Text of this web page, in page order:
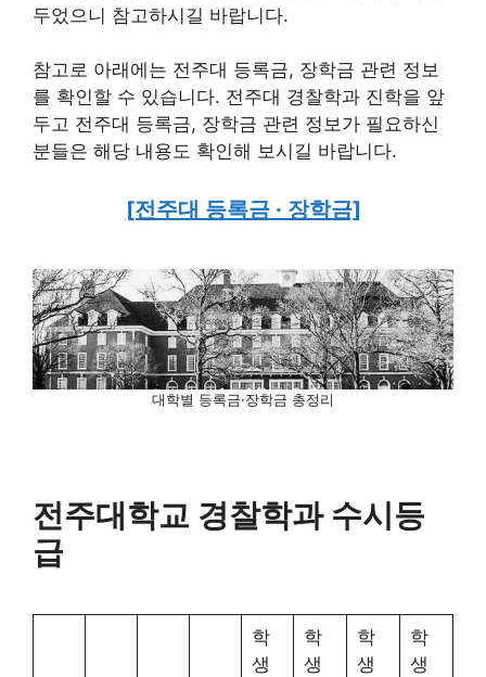
두었으니 참고하시길 바랍니다.
참고로 아래에는 전주대 등록금, 장학금 관련 정보
를 확인할 수 있습니다. 전주대 경찰학과 진학을 앞
두고 전주대 등록금, 장학금 관련 정보가 필요하신
분들은 해당 내용도 확인해 보시길 바랍니다.
[전주대 등록금 · 장학금]
대학별 등록금·장학금 총정리
전주대학교 경찰학과 수시등
급
학
생
학
생
학
생
학
생